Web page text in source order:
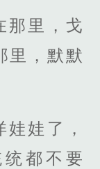
那里，戈
里，默默
娃了，
都不要